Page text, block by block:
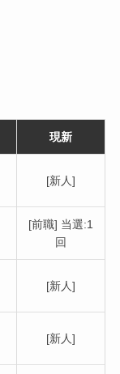
現新
[新人]
[前職] 当選:1
回
[新人]
[新人]